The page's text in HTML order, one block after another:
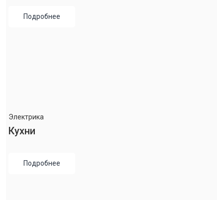
Подробнее
Электрика
Кухни
Подробнее